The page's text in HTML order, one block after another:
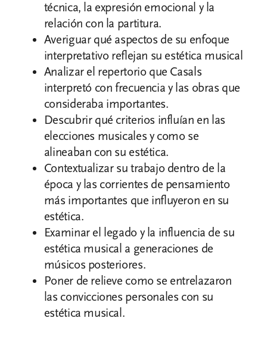
técnica, la expresión emocional y la
relación con la partitura.
Averiguar qué aspectos de su enfoque
interpretativo reflejan su estética musical
Analizar el repertorio que Casals
interpretó con frecuencia y las obras que
consideraba importantes.
Descubrir qué criterios influían en las
elecciones musicales y como se
alineaban con su estética.
Contextualizar su trabajo dentro de la
época y las corrientes de pensamiento
más importantes que influyeron en su
estética.
Examinar el legado y la influencia de su
estética musical a generaciones de
músicos posteriores.
Poner de relieve como se entrelazaron
las convicciones personales con su
estética musical.